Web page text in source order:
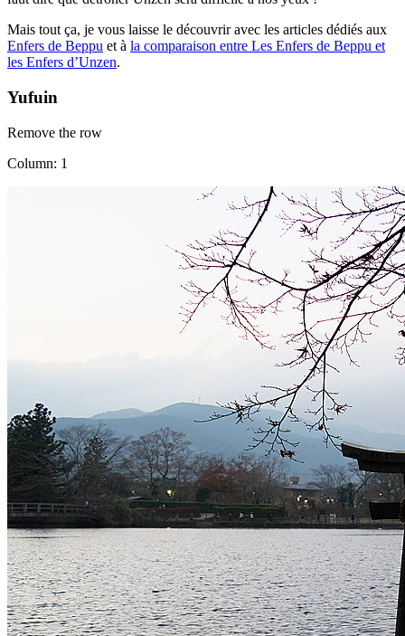
Mais tout ça, je vous laisse le découvrir avec les articles dédiés aux
Enfers de Beppu et à la comparaison entre Les Enfers de Beppu et
les Enfers d’Unzen.
Yufuin
Remove the row
Column: 1